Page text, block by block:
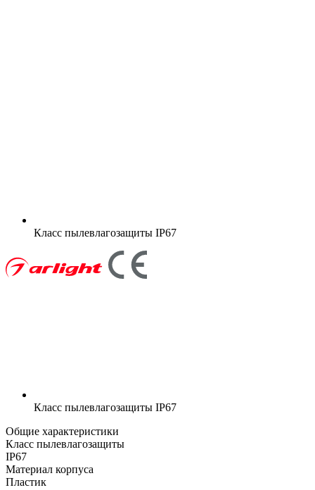
Класс пылевлагозащиты IP67
Класс пылевлагозащиты IP67
Общие характеристики
Класс пылевлагозащиты
IP67
Материал корпуса
Пластик